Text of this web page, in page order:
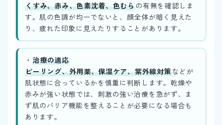
くすみ、赤み、色素沈着、色むらの有無を確認しま
す。肌の色調が均一でないと、顔全体が暗く見えた
り、疲れた印象に見えたりすることがあります。
・ 治療の適応
ピーリング、外用薬、保湿ケア、紫外線対策などが
肌状態に合っているかを慎重に判断します。乾燥や
赤みが強い状態では、刺激の強い治療を急がず、ま
ず肌のバリア機能を整えることが必要になる場合も
あります。